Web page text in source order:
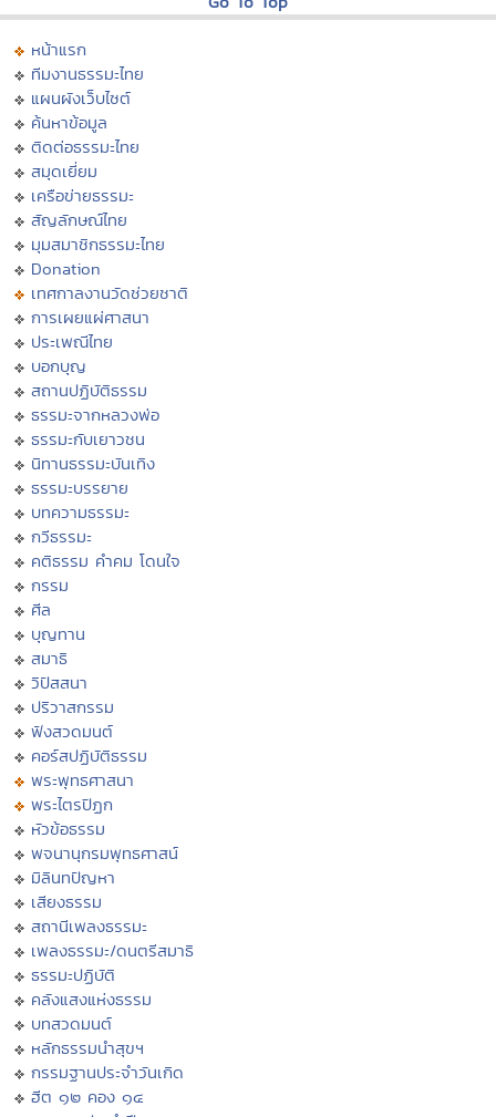
หน้าแรก
ทีมงานธรรมะไทย
แผนผังเว็บไซต์
ค้นหาข้อมูล
ติดต่อธรรมะไทย
สมุดเยี่ยม
เครือข่ายธรรมะ
สัญลักษณ์ไทย
มุมสมาชิกธรรมะไทย
Donation
เทศกาลงานวัดช่วยชาติ
การเผยแผ่ศาสนา
ประเพณีไทย
บอกบุญ
สถานปฏิบัติธรรม
ธรรมะจากหลวงพ่อ
ธรรมะกับเยาวชน
นิทานธรรมะบันเทิง
ธรรมะบรรยาย
บทความธรรมะ
กวีธรรมะ
คติธรรม คำคม โดนใจ
กรรม
ศีล
บุญทาน
สมาธิ
วิปัสสนา
ปริวาสกรรม
ฟังสวดมนต์
คอร์สปฏิบัติธรรม
พระพุทธศาสนา
พระไตรปิฏก
หัวข้อธรรม
พจนานุกรมพุทธศาสน์
มิลินทปัญหา
เสียงธรรม
สถานีเพลงธรรมะ
เพลงธรรมะ/ดนตรีสมาธิ
ธรรมะปฏิบัติ
คลังแสงแห่งธรรม
บทสวดมนต์
หลักธรรมนำสุขฯ
กรรมฐานประจำวันเกิด
ฮีต ๑๒ คอง ๑๔